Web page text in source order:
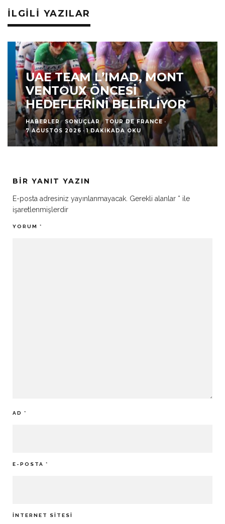
İLGILI YAZILAR
UAE TEAM L’IMAD, MONT
VENTOUX ÖNCESI
HEDEFLERINI BELIRLIYOR
HABERLER SONUÇLAR TOUR DE FRANCE ·
7 AĞUSTOS 2026 · 1 DAKIKADA OKU
BIR YANIT YAZIN
E-posta adresiniz yayınlanmayacak. Gerekli alanlar * ile
işaretlenmişlerdir
YORUM *
AD *
E-POSTA *
İNTERNET SITESI